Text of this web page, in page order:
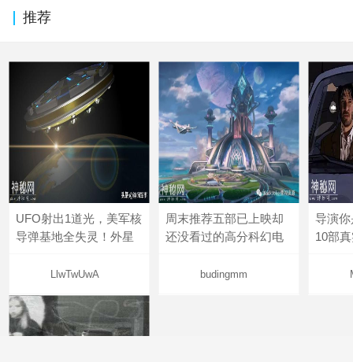
推荐
UFO射出1道光，美军核
导弹基地全失灵！外星
LlwTwUwA
周末推荐五部已上映却
还没看过的高分科幻电
budingmm
导演
10部